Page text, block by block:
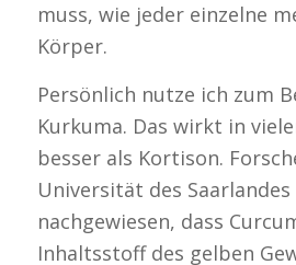
muss, wie jeder einzelne
Körper.
Persönlich nutze ich zum
Kurkuma. Das wirkt in
besser als Kortison.
Universität des
nachgewiesen, dass
Inhaltsstoff des gelben